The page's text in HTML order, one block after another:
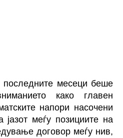
последните месеци беше
како главен
напори насочени
меѓу позициите на
договор меѓу нив,